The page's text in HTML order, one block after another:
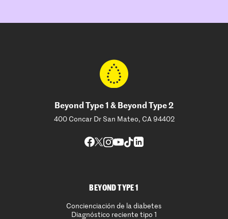
Beyond Type 1 & Beyond Type 2
400 Concar Dr San Mateo, CA 94402
BEYOND TYPE 1
Concienciación de la diabetes
Diagnóstico reciente tipo 1